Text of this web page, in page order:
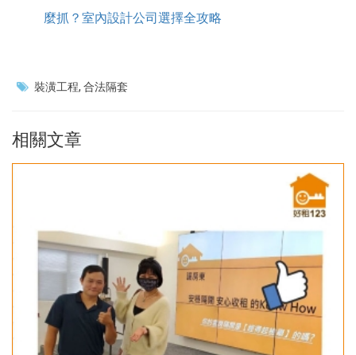
麼抓？室內設計公司選擇全攻略
裝潢工程 合法隔套
相關文章